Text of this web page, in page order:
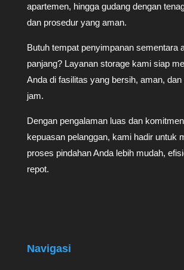
apartemen, hingga gudang dengan
dan prosedur yang aman.
Butuh tempat penyimpanan sementara
panjang? Layanan storage kami siap
Anda di fasilitas yang bersih, aman,
jam.
Dengan pengalaman luas dan
kepuasan pelanggan, kami hadir untuk
proses pindahan Anda lebih mudah,
repot.
Navigasi